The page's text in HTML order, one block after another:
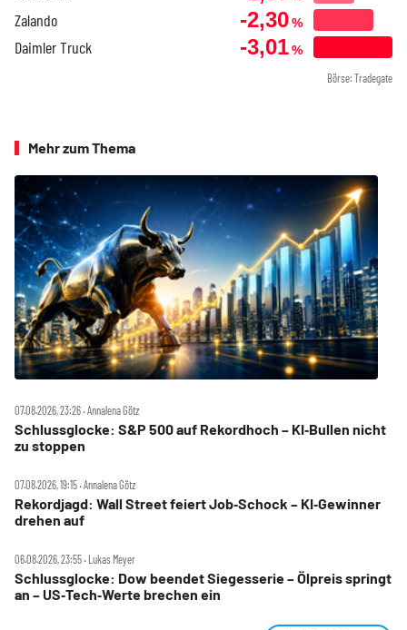
Zalando -2,30%
Daimler Truck -3,01%
Börse: Tradegate
Mehr zum Thema
07.08.2026, 23:26 ‧ Annalena Götz
Schlussglocke: S&P 500 auf Rekordhoch – KI‑Bullen nicht
zu stoppen
07.08.2026, 19:15 ‧ Annalena Götz
Rekordjagd: Wall Street feiert Job‑Schock – KI‑Gewinner
drehen auf
06.08.2026, 23:55 ‧ Lukas Meyer
Schlussglocke: Dow beendet Siegesserie – Ölpreis springt
an – US‑Tech‑Werte brechen ein